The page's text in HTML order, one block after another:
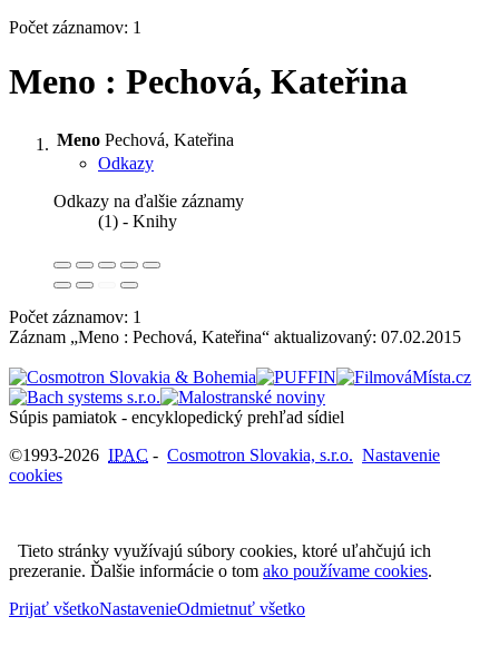
Počet záznamov: 1
Meno : Pechová, Kateřina
Meno Pechová, Kateřina
Odkazy
Odkazy na ďalšie záznamy
(1) - Knihy
Počet záznamov: 1
Záznam „Meno : Pechová, Kateřina“ aktualizovaný: 07.02.2015
Súpis pamiatok - encyklopedický prehľad sídiel
©1993-2026 IPAC - Cosmotron Slovakia, s.r.o. Nastavenie
cookies
Tieto stránky využívajú súbory cookies, ktoré uľahčujú ich
prezeranie. Ďalšie informácie o tom ako používame cookies.
Prijať všetkoNastavenieOdmietnuť všetko